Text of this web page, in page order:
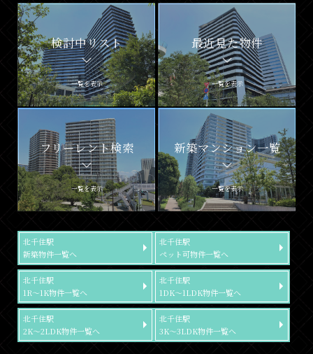
検討中リスト
一覧を表示
最近見た物件
一覧を表示
フリーレント検索
一覧を表示
新築マンション一覧
一覧を表示
北千住駅
新築物件一覧へ
北千住駅
ペット可物件一覧へ
北千住駅
1R～1K物件一覧へ
北千住駅
1DK～1LDK物件一覧へ
北千住駅
2K～2LDK物件一覧へ
北千住駅
3K～3LDK物件一覧へ